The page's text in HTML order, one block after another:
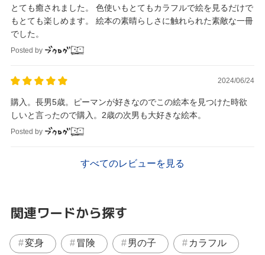
とても癒されました。 色使いもとてもカラフルで絵を見るだけで
もとても楽しめます。 絵本の素晴らしさに触れられた素敵な一冊
でした。
Posted by
2024/06/24
購入。長男5歳。ピーマンが好きなのでこの絵本を見つけた時欲
しいと言ったので購入。2歳の次男も大好きな絵本。
Posted by
すべてのレビューを見る
関連ワードから探す
変身 冒険 男の子 カラフル